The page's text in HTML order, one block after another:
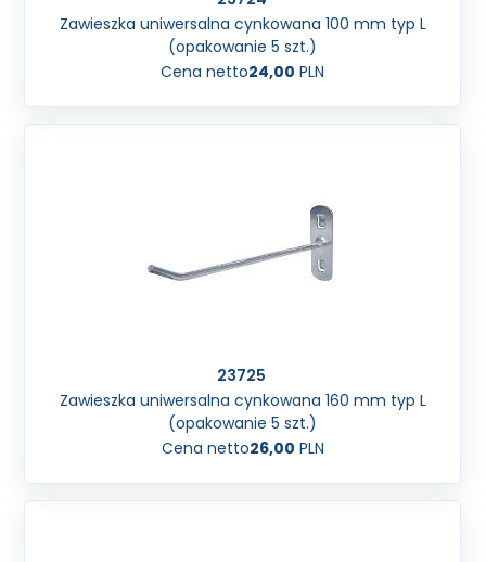
Zawieszka uniwersalna cynkowana 100 mm typ L
(opakowanie 5 szt.)
Cena netto24,00 PLN
23725
Zawieszka uniwersalna cynkowana 160 mm typ L
(opakowanie 5 szt.)
Cena netto26,00 PLN